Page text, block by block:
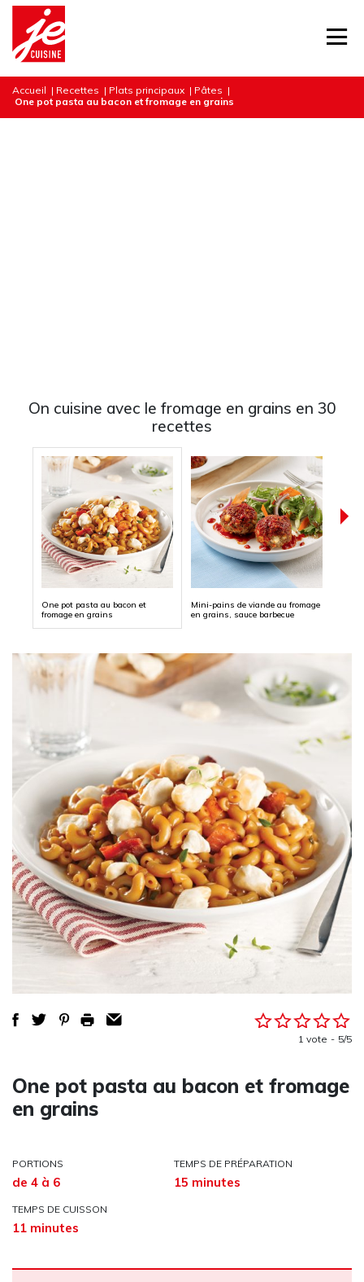
Accueil | Recettes | Plats principaux | Pâtes |
One pot pasta au bacon et fromage en grains
On cuisine avec le fromage en grains en 30
recettes
One pot pasta au bacon et
fromage en grains
Mini-pains de viande au fromage
en grains, sauce barbecue
1 vote 5/5
One pot pasta au bacon et fromage
en grains
PORTIONS
de 4 à 6
TEMPS DE PRÉPARATION
15 minutes
TEMPS DE CUISSON
11 minutes